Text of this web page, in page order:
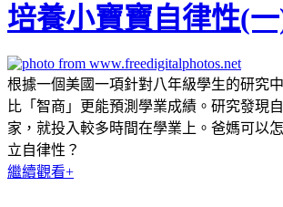
培養小寶寶自律性(
根據一個美國一項針對八年級學生的研究
比「智商」更能預測學業成績。研究發現
家，就投入較多時間在學業上。爸媽可以
立自律性？
繼續觀看+